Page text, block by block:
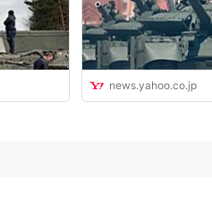
news.yahoo.co.jp